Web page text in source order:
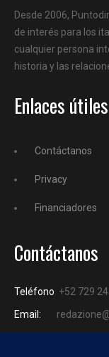
Desde 2006,
de interés para los
cualquier persona
historia y las
Enlaces útiles
Contáctanos
Privacy
Financiadores
Contáctanos
Teléfono +52 729
Email: